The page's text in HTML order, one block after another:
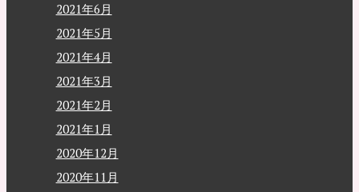
2021年6月
2021年5月
2021年4月
2021年3月
2021年2月
2021年1月
2020年12月
2020年11月